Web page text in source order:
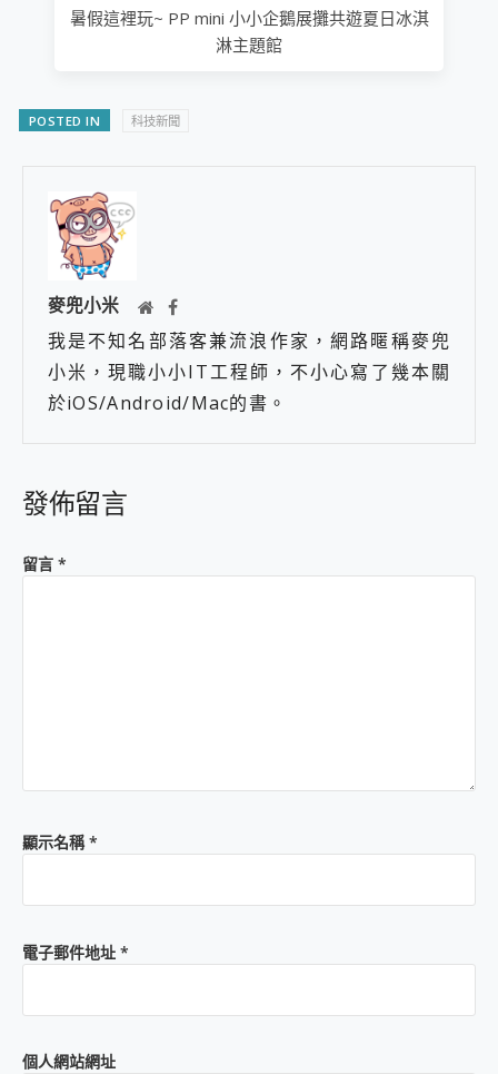
暑假這裡玩~ PP mini 小小企鵝展攤共遊夏日冰淇
淋主題館
POSTED IN 科技新聞
麥兜小米
我是不知名部落客兼流浪作家，網路暱稱麥兜
小米，現職小小IT工程師，不小心寫了幾本關
於iOS/Android/Mac的書。
發佈留言
留言 *
顯示名稱*
電子郵件地址 *
個人網站網址